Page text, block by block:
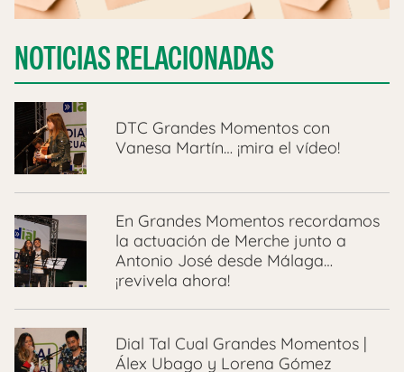
NOTICIAS RELACIONADAS
DTC Grandes Momentos con
Vanesa Martín… ¡mira el vídeo!
En Grandes Momentos recordamos
la actuación de Merche junto a
Antonio José desde Málaga…
¡revivela ahora!
Dial Tal Cual Grandes Momentos |
Álex Ubago y Lorena Gómez